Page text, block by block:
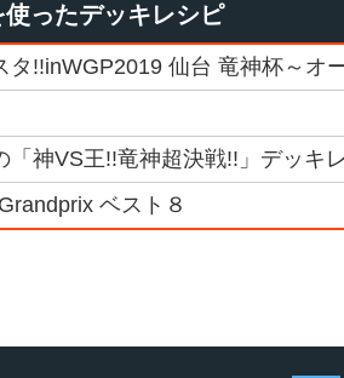
使ったデッキレシピ
タ!!inWGP2019 仙台 竜神杯～オ
「神VS王!!竜神超決戦!!」デッキ
ベスト８